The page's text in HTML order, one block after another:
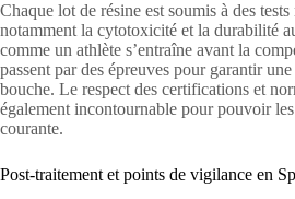
Chaque lot de résine est soumis à des
notamment la cytotoxicité et la durabilité
comme un athlète s’entraîne avant la
passent par des épreuves pour garantir
bouche. Le respect des certifications et
également incontournable pour pouvoir
courante.
Post-traitement et points de vigilance en